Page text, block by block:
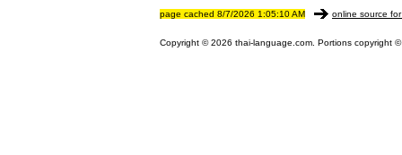
page cached 8/7/2026 1:05:10 AM online source
Copyright © 2026 thai-language.com. Portions copyright